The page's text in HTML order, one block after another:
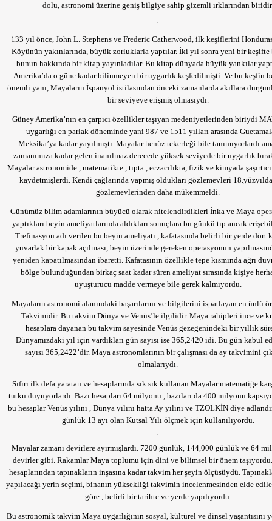
dolu, astronomi üzerine geniş bilgiye sahip gizemli ırklarından
133 yıl önce, John L. Stephens ve Frederic Catherwood, ilk keşiflerini
Köyünün yakınlarında, büyük zorluklarla yaptılar. İki yıl sonra yeni bir keşifte
bunun hakkında bir kitap yayınladılar. Bu kitap dünyada büyük yankılar
Amerika’da o güne kadar bilinmeyen bir uygarlık keşfedilmişti. Ve bu keşfin
önemli yanı, Mayaların İspanyol istilasından önceki zamanlarda akıllara
bir seviyeye erişmiş olmasıydı.
Güney Amerika’nın en çarpıcı özellikler taşıyan medeniyetlerinden biriydi
uygarlığı en parlak döneminde yani 987 ve 1511 yılları arasında
Meksika’ya kadar yayılmıştı. Mayalar henüz tekerleği bile tanımıyorlardı
zamanımıza kadar gelen inanılmaz derecede yüksek seviyede bir uygarlık
Mayalar astronomide , matematikte , tıpta , eczacılıkta, fizik ve kimyada
kaydetmişlerdi. Kendi çağlarında yapmış oldukları gözlemevleri
gözlemevlerinden daha mükemmeldi.
Günümüz bilim adamlarının büyücü olarak nitelendirdikleri İnka ve Maya
yaptıkları beyin ameliyatlarında aldıkları sonuçlara bu günkü tıp ancak
Trefinasyon adı verilen bu beyin ameliyatı , kafatasında belirli bir yerde dört
yuvarlak bir kapak açılması, beyin üzerinde gereken operasyonun
yeniden kapatılmasından ibaretti. Kafatasının özellikle tepe kısmında ağrı
bölge bulunduğundan birkaç saat kadar süren ameliyat sırasında kişiye
uyuşturucu madde vermeye bile gerek kalmıyordu.
Mayaların astronomi alanındaki başarılarını ve bilgilerini ispatlayan en ünlü
Takvimidir. Bu takvim Dünya ve Venüs’le ilgilidir. Maya rahipleri ince ve
hesaplara dayanan bu takvim sayesinde Venüs gezegenindeki bir yıllık
Dünyamızdaki yıl için vardıkları gün sayısı ise 365,2420 idi. Bu gün kabul
sayısı 365,2422’dir. Maya astronomlarının bir çalışması da ay takvimini
olmalarıydı.
Sıfırı ilk defa yaratan ve hesaplarında sık sık kullanan Mayalar matematiğe
tutku duyuyorlardı. Bazı hesapları 64 milyonu , bazıları da 400 milyonu
bu hesaplar Venüs yılını , Dünya yılını hatta Ay yılını ve TZOLKİN diye
günlük 13 ayı olan Kutsal Yılı ölçmek için kullanılıyordu.
Mayalar zamanı devirlere ayırmışlardı. 7200 günlük, 144,000 günlük ve 64
devirler gibi. Rakamlar Maya toplumu için dini ve bilimsel bir önem
hesaplarından tapınakların inşasına kadar takvim her şeyin ölçüsüydü.
yapılacağı yerin seçimi, binanın yüksekliği takvimin incelenmesinden elde
göre , belirli bir tarihte ve yerde yapılıyordu.
Bu astronomik takvim Maya uygarlığının sosyal, kültürel ve dinsel yaşantısını